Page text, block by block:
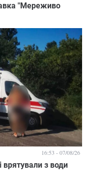
"Мереживо
врятували з води
16:53 - 07/08/26